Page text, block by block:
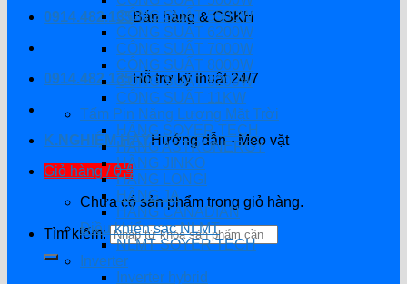
0914.482.135Bán hàng & CSKH
0914.482.135Hỗ trợ kỹ thuật 24/7
K.NGHIỆM HAYHướng dẫn - Mẹo vặt
Giỏ hàng /0₫
Chưa có sản phẩm trong giỏ hàng.
Tìm kiếm:
CÔNG SUẤT 5500W
CÔNG SUẤT 6200W
CÔNG SUẤT 7000W
CÔNG SUẤT 8000W
CÔNG SUẤT 8200W
CÔNG SUẤT 11KW
Tấm Pin Năng Lượng Mặt Trời
HÃNG SOYER TECH
HÃNG ASTRONERGY
HÃNG JINKO
HÃNG LONGI
HÃNG JA
HÃNG CANADIAN
Điều khiển sạc NLMT
NLMT SOYER TECH
Inverter
Inverter hybrid